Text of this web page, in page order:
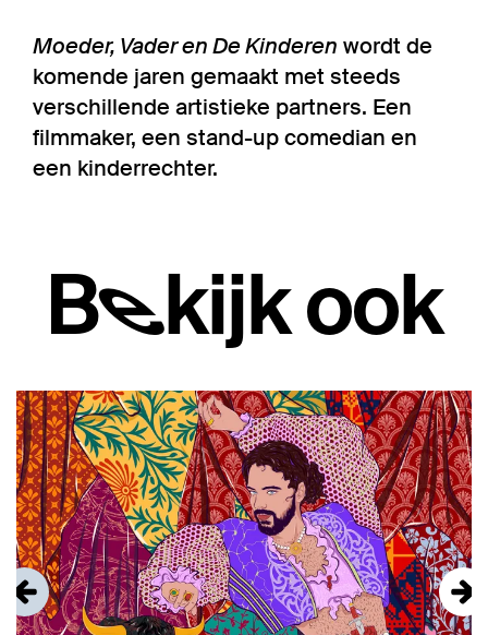
Moeder, Vader en De Kinderen wordt de
komende jaren gemaakt met steeds
verschillende artistieke partners. Een
filmmaker, een stand-up comedian en
een kinderrechter.
Bekijk ook